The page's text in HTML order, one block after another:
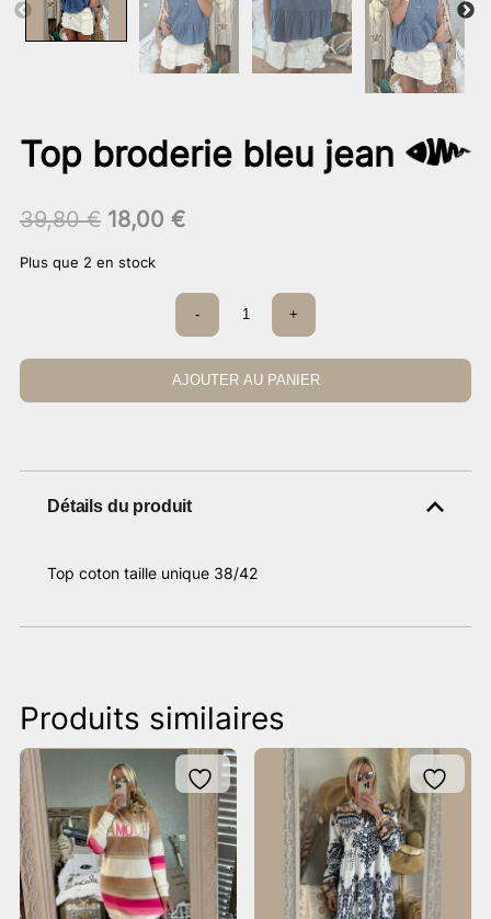
Top broderie bleu jean
39,80€ Le
initial
39,80 €.
18,00 €Le
est :
18,00 €.
Plus que 2 en stock
quantité
Top
broderie
bleu
- +
AJOUTER AU PANIER
Détails du produit
Top coton taille unique 38/42
Produits similaires